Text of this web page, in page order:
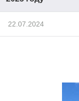
22.07.2024